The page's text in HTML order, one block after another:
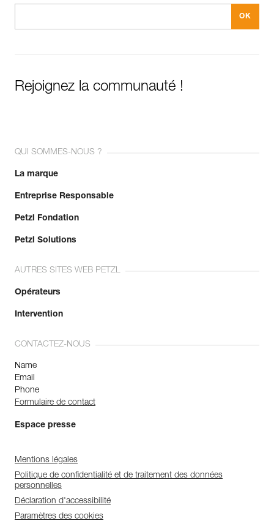
Rejoignez la communauté !
QUI SOMMES-NOUS ?
La marque
Entreprise Responsable
Petzl Fondation
Petzl Solutions
AUTRES SITES WEB PETZL
Opérateurs
Intervention
CONTACTEZ-NOUS
Name
Email
Phone
Formulaire de contact
Espace presse
Mentions légales
Politique de confidentialité et de traitement des données
personnelles
Déclaration d'accessibilité
Paramètres des cookies